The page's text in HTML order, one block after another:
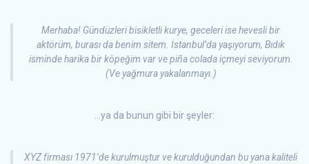
Merhaba! Gündüzleri bisikletli kurye, geceleri ise hevesli bir
aktörüm, burası da benim sitem. İstanbul’da yaşıyorum, Bıdık
isminde harika bir köpeğim var ve piña colada içmeyi seviyorum.
(Ve yağmura yakalanmayı.)
…ya da bunun gibi bir şeyler:
XYZ firması 1971’de kurulmuştur ve kurulduğundan bu yana kaliteli